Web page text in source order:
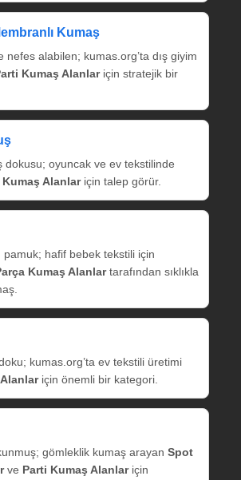
Kumaş
nefes alabilen; kumas.org’ta dış giyim
Kumaş Alanlariçin stratejik bir
dokusu; oyuncak ve ev tekstilinde
Kumaş Alanlariçin talep görür.
pamuk; hafif bebek tekstili için
Kumaş Alanlartarafından sıklıkla
kumas.org’ta ev tekstili üretimi
için önemli bir kategori.
gömleklik kumaş arayan Spot
ve Parti Kumaş Alanlariçin